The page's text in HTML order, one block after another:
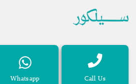
Call Us
Whatsapp